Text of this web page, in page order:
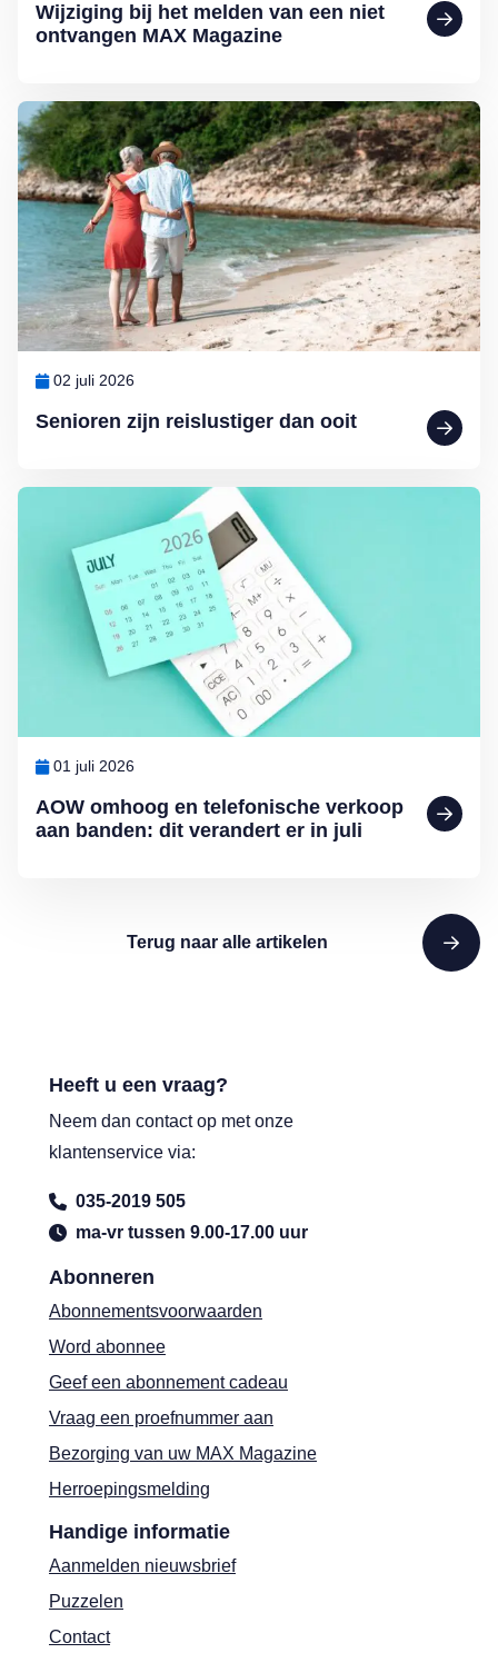
Wijziging bij het melden van een niet
ontvangen MAX Magazine
Senioren zijn reislustiger dan ooit
02 juli 2026
Lees meer over Senioren zijn reislustiger dan ooit
AOW omhoog en telefonische verkoop
aan banden: dit verandert er in juli
01 juli 2026
Lees meer over AOW omhoog en telefonische verkoop aan
Terug naar alle artikelen
Abonneren
Abonnementsvoorwaarden
Word abonnee
Geef een abonnement cadeau
Vraag een proefnummer aan
Bezorging van uw MAX Magazine
Herroepingsmelding
Handige informatie
Aanmelden nieuwsbrief
Puzzelen
Contact
Heeft u een vraag?
Neem dan contact op met onze
klantenservice via:
035-2019 505
ma-vr tussen 9.00-17.00 uur